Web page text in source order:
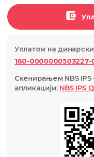
Уплатом на
160-0000000503227-
Скенирањем NBS IPS
апликацији: NBS IPS